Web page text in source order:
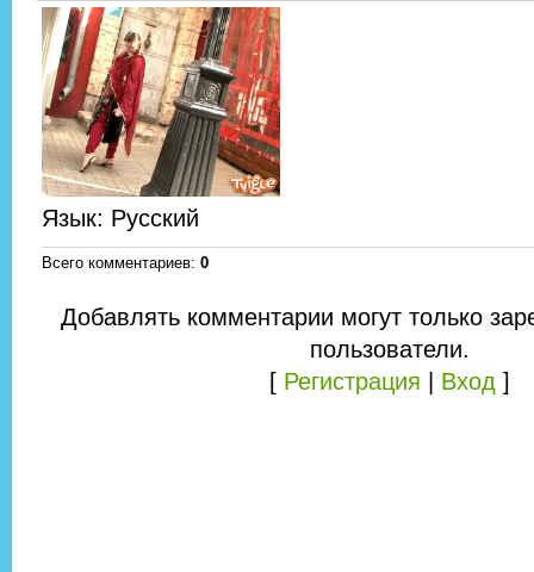
Язык: Русский
Всего комментариев: 0
Добавлять комментарии могут только
пользователи.
[ Регистрация Вход ]